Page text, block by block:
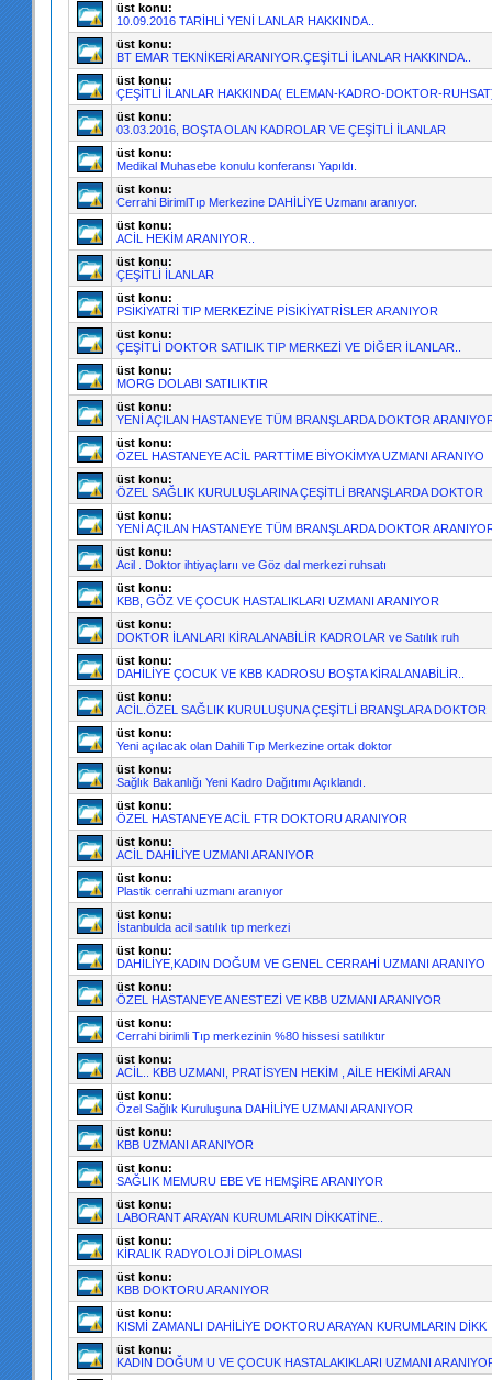
üst konu:
10.09.2016 TARİHLİ YENİ LANLAR HAKKINDA..
üst konu:
BT EMAR TEKNİKERİ ARANIYOR.ÇEŞİTLİ İLANLAR HAKKINDA..
üst konu:
ÇEŞİTLİ İLANLAR HAKKINDA( ELEMAN-KADRO-DOKTOR-
üst konu:
03.03.2016, BOŞTA OLAN KADROLAR VE ÇEŞİTLİ İLANLAR
üst konu:
Medikal Muhasebe konulu konferansı Yapıldı.
üst konu:
Cerrahi BirimlTıp Merkezine DAHİLİYE Uzmanı aranıyor.
üst konu:
ACİL HEKİM ARANIYOR..
üst konu:
ÇEŞİTLİ İLANLAR
üst konu:
PSİKİYATRİ TIP MERKEZİNE PİSİKİYATRİSLER ARANIYOR
üst konu:
ÇEŞİTLİ DOKTOR SATILIK TIP MERKEZİ VE DİĞER İLANLAR..
üst konu:
MORG DOLABI SATILIKTIR
üst konu:
YENİ AÇILAN HASTANEYE TÜM BRANŞLARDA DOKTOR
üst konu:
ÖZEL HASTANEYE ACİL PARTTİME BİYOKİMYA UZMANI ARANIYO
üst konu:
ÖZEL SAĞLIK KURULUŞLARINA ÇEŞİTLİ BRANŞLARDA DOKTOR
üst konu:
YENİ AÇILAN HASTANEYE TÜM BRANŞLARDA DOKTOR
üst konu:
Acil . Doktor ihtiyaçlarıı ve Göz dal merkezi ruhsatı
üst konu:
KBB, GÖZ VE ÇOCUK HASTALIKLARI UZMANI ARANIYOR
üst konu:
DOKTOR İLANLARI KİRALANABİLİR KADROLAR ve Satılık ruh
üst konu:
DAHİLİYE ÇOCUK VE KBB KADROSU BOŞTA KİRALANABİLİR..
üst konu:
ACİL.ÖZEL SAĞLIK KURULUŞUNA ÇEŞİTLİ BRANŞLARA DOKTOR
üst konu:
Yeni açılacak olan Dahili Tıp Merkezine ortak doktor
üst konu:
Sağlık Bakanlığı Yeni Kadro Dağıtımı Açıklandı.
üst konu:
ÖZEL HASTANEYE ACİL FTR DOKTORU ARANIYOR
üst konu:
ACİL DAHİLİYE UZMANI ARANIYOR
üst konu:
Plastik cerrahi uzmanı aranıyor
üst konu:
İstanbulda acil satılık tıp merkezi
üst konu:
DAHİLİYE,KADIN DOĞUM VE GENEL CERRAHİ UZMANI ARANIYO
üst konu:
ÖZEL HASTANEYE ANESTEZİ VE KBB UZMANI ARANIYOR
üst konu:
Cerrahi birimli Tıp merkezinin %80 hissesi satılıktır
üst konu:
ACİL.. KBB UZMANI, PRATİSYEN HEKİM , AİLE HEKİMİ ARAN
üst konu:
Özel Sağlık Kuruluşuna DAHİLİYE UZMANI ARANIYOR
üst konu:
KBB UZMANI ARANIYOR
üst konu:
SAĞLIK MEMURU EBE VE HEMŞİRE ARANIYOR
üst konu:
LABORANT ARAYAN KURUMLARIN DİKKATİNE..
üst konu:
KİRALIK RADYOLOJİ DİPLOMASI
üst konu:
KBB DOKTORU ARANIYOR
üst konu:
KISMİ ZAMANLI DAHİLİYE DOKTORU ARAYAN KURUMLARIN DİKK
üst konu:
KADIN DOĞUM U VE ÇOCUK HASTALAKIKLARI UZMANI